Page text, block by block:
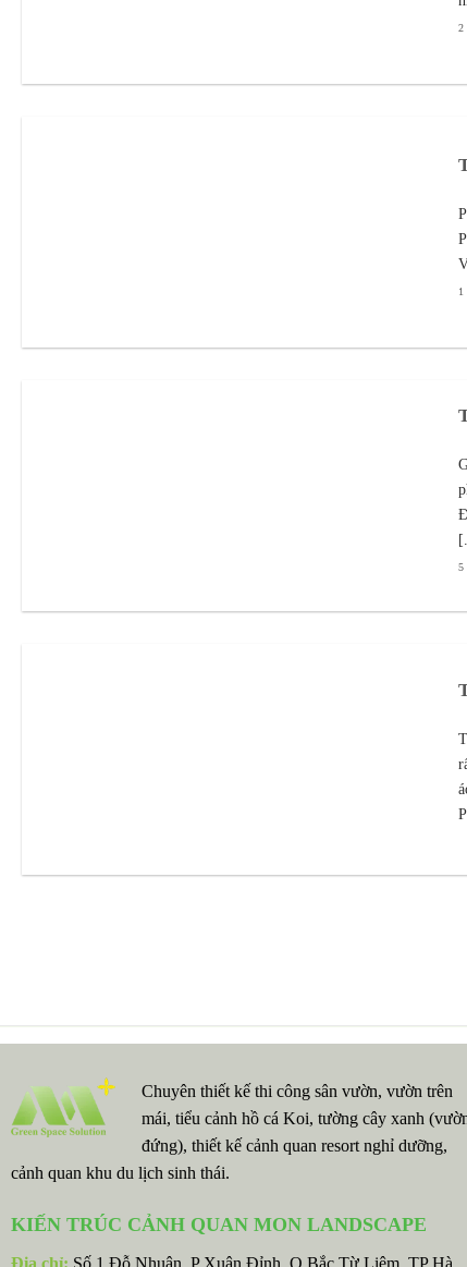
2
5
Chuyên thiết kế thi công sân vườn, vườn trên
mái, tiểu cảnh hồ cá Koi, tường cây xanh
đứng), thiết kế cảnh quan resort nghỉ dưỡng,
cảnh quan khu du lịch sinh thái.
KIẾN TRÚC CẢNH QUAN MON LANDSCAPE
Địa chỉ: Số 1 Đỗ Nhuận, P Xuân Đỉnh, Q Bắc Từ Liêm, TP Hà